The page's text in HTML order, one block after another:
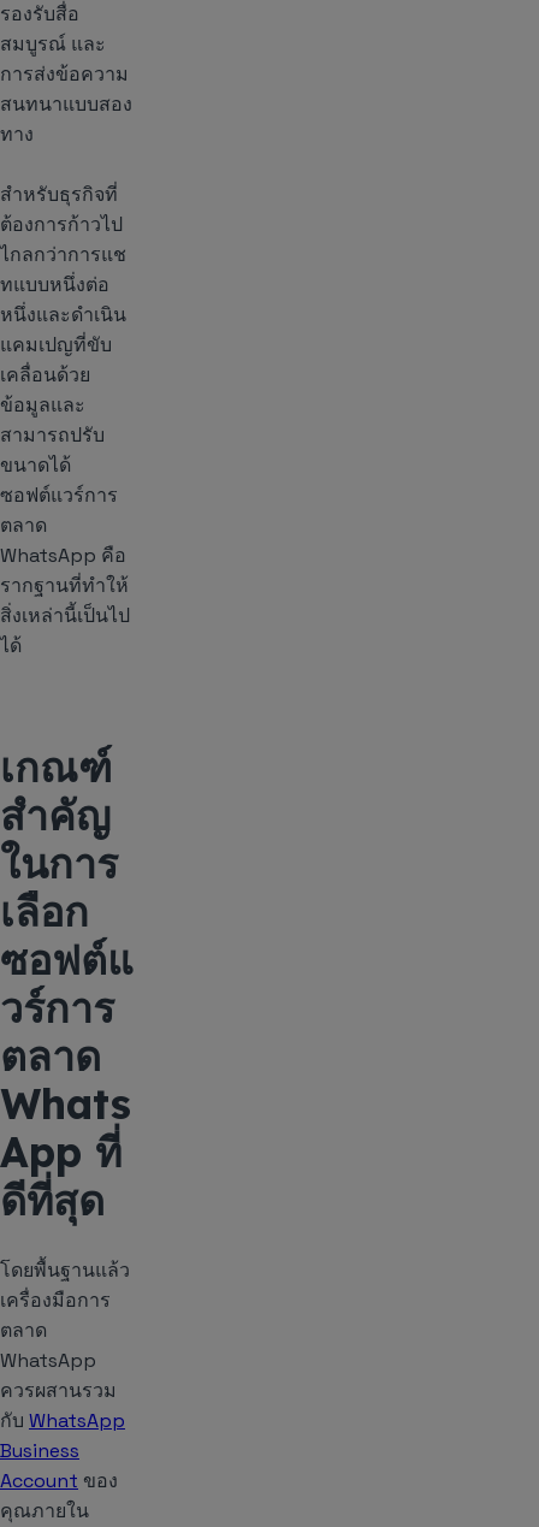
รองรับสื่อ
สมบูรณ์ และ
การส่งข้อความ
สนทนาแบบสอง
ทาง
สำหรับธุรกิจที่
ต้องการก้าวไป
ไกลกว่าการแช
ทแบบหนึ่งต่อ
หนึ่งและดำเนิน
แคมเปญที่ขับ
เคลื่อนด้วย
ข้อมูลและ
สามารถปรับ
ขนาดได้
ซอฟต์แวร์การ
ตลาด
WhatsApp คือ
รากฐานที่ทำให้
สิ่งเหล่านี้เป็นไป
ได้
เกณฑ์
สำคัญ
ในการ
เลือก
ซอฟต์แ
วร์การ
ตลาด
Whats
App ที่
ดีที่สุด
โดยพื้นฐานแล้ว
เครื่องมือการ
ตลาด
WhatsApp
ควรผสานรวม
กับ WhatsApp
Business
Account ของ
คุณภายใน